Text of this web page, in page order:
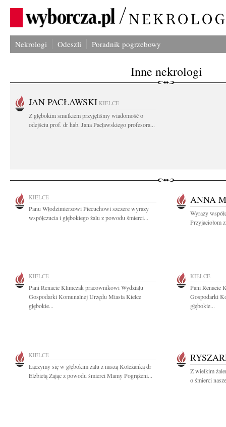
Nekrologi Odeszli Poradnik pogrzebowy
Inne nekrologi
JAN PACŁAWSKI KIELCE
Z głębokim smutkiem przyjęliśmy wiadomość o
odejściu prof. dr hab. Jana Pacławskiego profesora...
KIELCE
Panu Włodzimierzowi Piecuchowi szczere wyrazy
współczucia i głębokiego żalu z powodu śmierci...
ANNA
Wyrazy
Przyjaciołom
KIELCE
Pani Renacie Klimczak pracownikowi Wydziału
Gospodarki Komunalnej Urzędu Miasta Kielce
głębokie...
KIELCE
Pani Renacie
Gospodarki
głębokie...
KIELCE
Łączymy się w głębokim żalu z naszą Koleżanką dr
Elżbietą Zając z powodu śmierci Mamy Pogrążeni...
Z wielkim
o śmierci